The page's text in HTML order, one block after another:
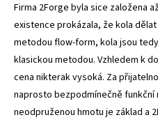
Firma 2Forge byla sice založena
existence prokázala, že kola
metodou flow-form, kola jsou
klasickou metodou. Vzhledem k
cena nikterak vysoká. Za
naprosto bezpodmínečně funkční
neodpruženou hmotu je základ a